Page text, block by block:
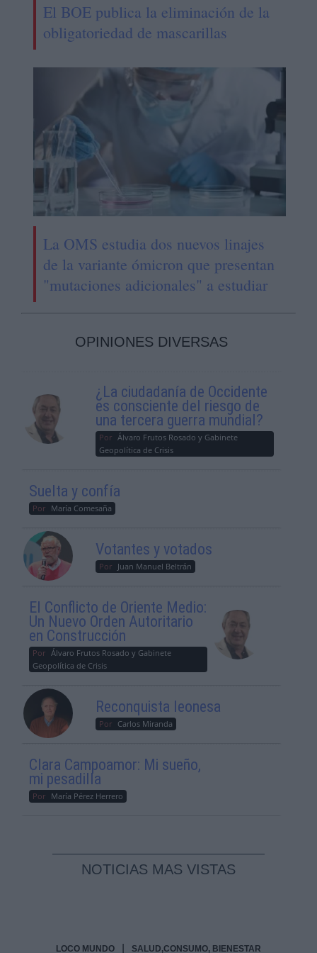
El BOE publica la eliminación de la
obligatoriedad de mascarillas
La OMS estudia dos nuevos linajes
de la variante ómicron que presentan
"mutaciones adicionales" a estudiar
OPINIONES DIVERSAS
¿La ciudadanía de Occidente
es consciente del riesgo de
una tercera guerra mundial?
Por Álvaro Frutos Rosado y Gabinete
Geopolítica de Crisis
Suelta y confía
Por María Comesaña
Votantes y votados
Por Juan Manuel Beltrán
El Conflicto de Oriente Medio:
Un Nuevo Orden Autoritario
en Construcción
Por Álvaro Frutos Rosado y Gabinete
Geopolítica de Crisis
Reconquista leonesa
Por Carlos Miranda
Clara Campoamor: Mi sueño,
mi pesadilla
Por María Pérez Herrero
NOTICIAS MAS VISTAS
LOCO MUNDO SALUD,CONSUMO, BIENESTAR